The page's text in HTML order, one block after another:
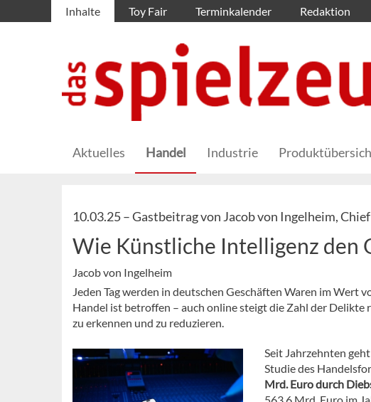
Inhalte Toy Fair Terminkalender Redaktion
Aktuelles Handel Industrie
10.03.25 –Gastbeitrag von Jacob von Ingelheim,
Wie Künstliche Intelligenz den
Jacob von Ingelheim
Jeden Tag werden in deutschen Geschäften Waren im
Handel ist betroffen – auch online steigt die Zahl der
zu erkennen und zu reduzieren.
Seit Jahrzehnten
Studie des
Mrd. Euro durch